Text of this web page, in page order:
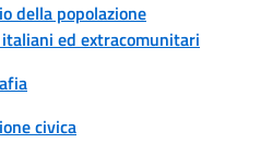
della popolazione
ed extracomunitari
civica